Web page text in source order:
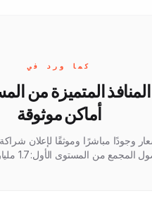
كما ورد في
المنافذ المتميزة من
أماكن موثوقة
المجمع من المستوى الأول: 1.7 مليار زائر شهريًا.